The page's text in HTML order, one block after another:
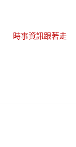
時事資訊跟著走